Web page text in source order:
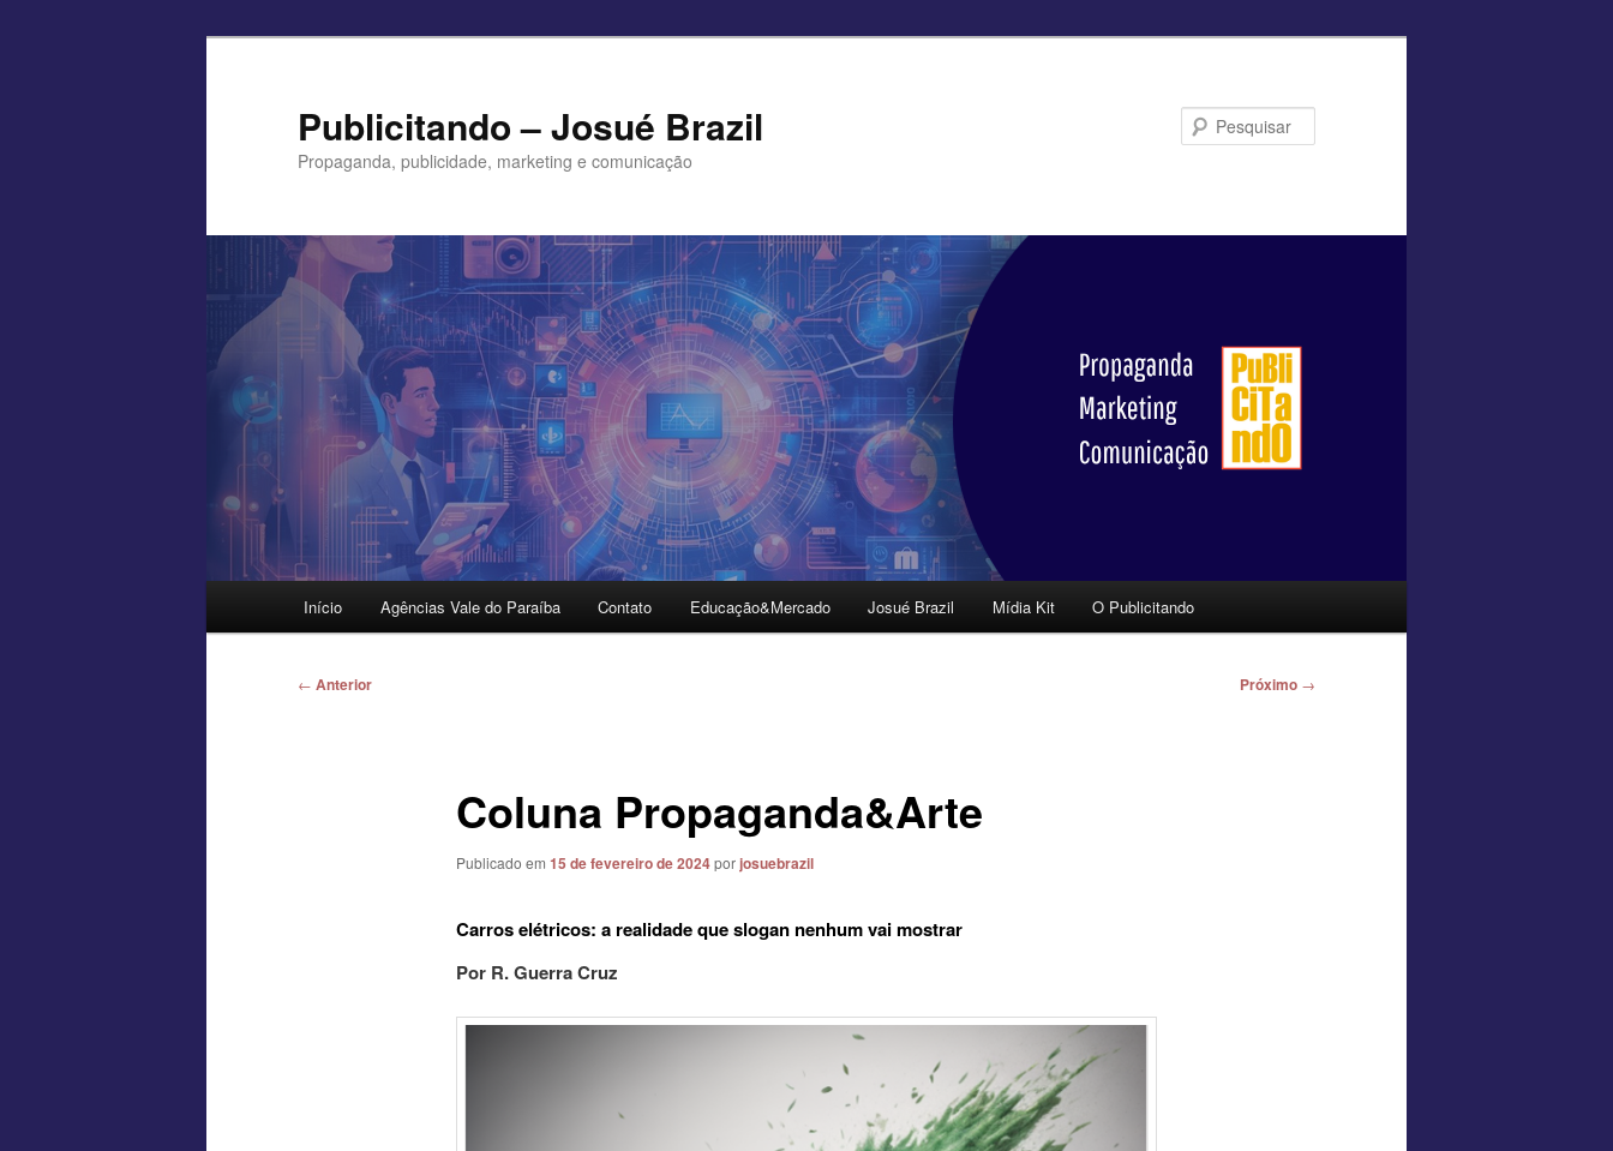
Publicitando – Josué Brazil
Propaganda, publicidade, marketing e comunicação
Início Agências Vale do Paraíba Contato Educação&Mercado Josué Brazil Mídia Kit O Publicitando
Navegação
← Anterior Próximo →
Coluna Propaganda&Arte
Publicado em 15 de fevereiro de 2024porjosuebrazil
Carros elétricos: a realidade que slogan nenhum vai mostrar
Por R. Guerra Cruz